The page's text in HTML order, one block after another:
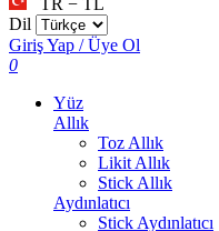
TR − TL
Dil
Giriş Yap / Üye Ol
0
Yüz
Allık
Toz Allık
Likit Allık
Stick Allık
Aydınlatıcı
Stick Aydınlatıcı